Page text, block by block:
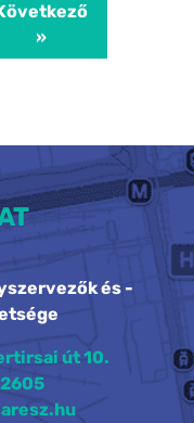
»
és -
út 10.